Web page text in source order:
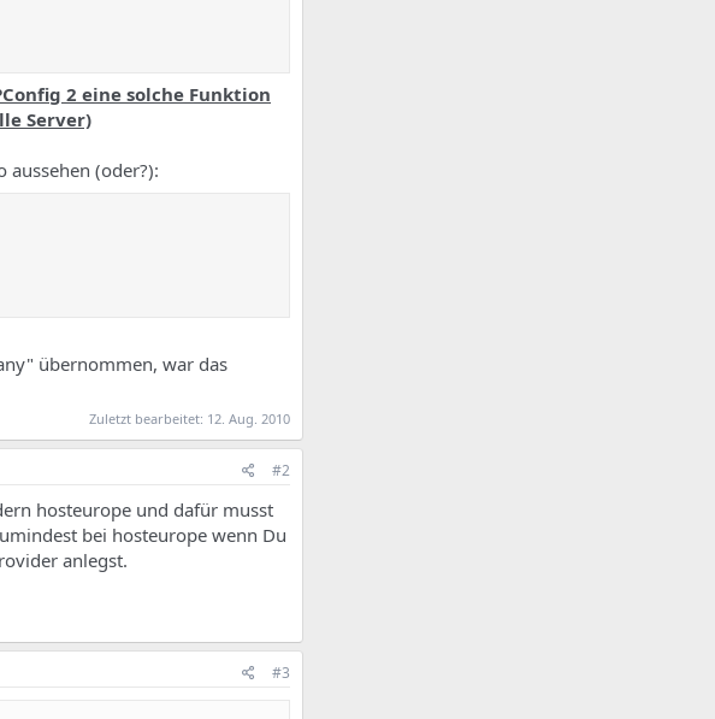
2 eine solche Funktion
Server)
aussehen (oder?):
übernommen, war das
Zuletzt bearbeitet: 12. Aug. 2010
#2
hosteurope und dafür musst
bei hosteurope wenn Du
anlegst.
#3